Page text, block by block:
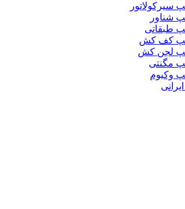
سیرکولاتور
شناور
طبقاتی
کف کش
لجن کش
مگنتی
وکیوم